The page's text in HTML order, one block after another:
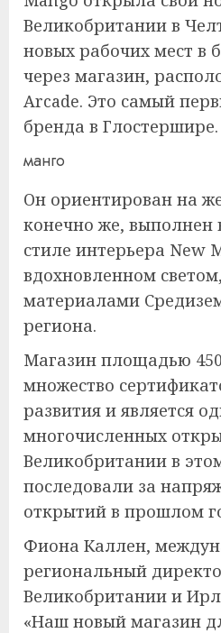
Великобритании в
новых рабочих мест в
через магазин,
Arcade. Это самый
бренда в Глостершире.
манго
Он ориентирован на
конечно же, выполнен
стиле интерьера New
вдохновленном
материалами
региона.
Магазин площадью
множество
развития и является
многочисленных
Великобритании в
последовали за
открытий в прошлом
Фиона Каллен,
региональный
Великобритании и
«Наш новый магазин